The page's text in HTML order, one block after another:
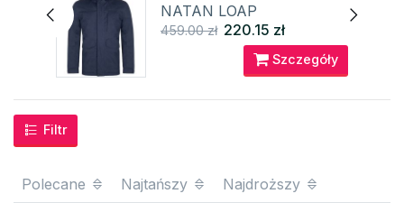
NATAN LOAP
459.00 zł 220.15 zł
Szczegóły
Filtr
Polecane Najtańszy Najdroższy